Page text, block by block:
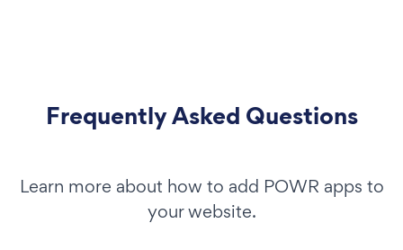
Frequently Asked Questions
Learn more about how to add POWR apps to
your website.